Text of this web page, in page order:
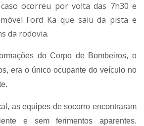
ocorreu por volta das 7h30 e
Ford Ka que saiu da pista e
da rodovia.
do Corpo de Bombeiros, o
era o único ocupante do veículo no
as equipes de socorro encontraram
e sem ferimentos aparentes.